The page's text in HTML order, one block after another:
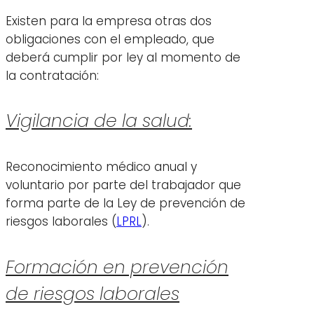
Existen para la empresa otras dos
obligaciones con el empleado, que
deberá cumplir por ley al momento de
la contratación:
Vigilancia de la salud:
Reconocimiento médico anual y
voluntario por parte del trabajador que
forma parte de la Ley de prevención de
riesgos laborales (LPRL).
Formación en prevención
de riesgos laborales